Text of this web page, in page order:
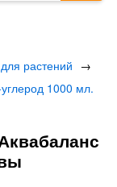
растений →
1000 мл.